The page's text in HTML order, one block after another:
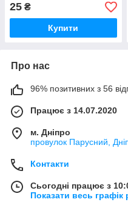
25 ₴
Купити
Про нас
96% позитивних з 56
Працює з 14.07.2020
м. Дніпро
провулок Парусний,
Контакти
Сьогодні працює з
Показати весь графік